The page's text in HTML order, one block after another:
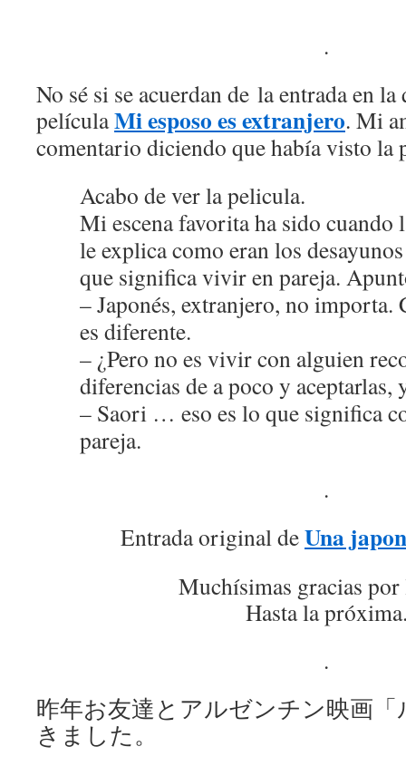
.
No sé si se acuerdan de la entrada en la
películaMi esposo es extranjero. Mi
comentario diciendo que había visto la
Acabo de ver la pelicula.
Mi escena favorita ha sido cuando
le explica como eran los
que significa vivir en pareja.
– Japonés, extranjero, no importa.
es diferente.
– ¿Pero no es vivir con alguien
diferencias de a poco y aceptarlas,
– Saori … eso es lo que significa
pareja.
.
Entrada original deUna
Muchísimas gracias por
Hasta la
.
昨年お友達とアルゼンチン映画
きました。